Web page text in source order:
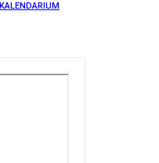
KALENDARIUM